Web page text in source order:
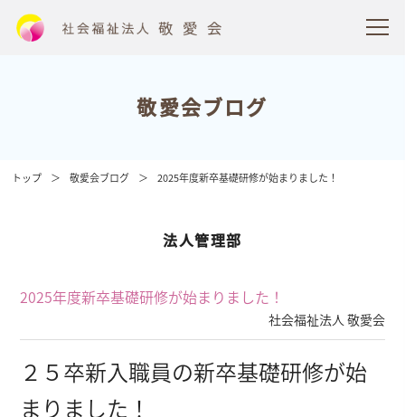
敬愛会ブログ
トップ 敬愛会ブログ 2025年度新卒基礎研修が始まりました！
法人管理部
2025年度新卒基礎研修が始まりました！
社会福祉法人 敬愛会
２５卒新入職員の新卒基礎研修が始
まりました！